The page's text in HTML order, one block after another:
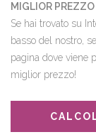
MIGLIOR
Se hai trovato su
basso del nostro,
pagina dove viene
miglior prezzo!